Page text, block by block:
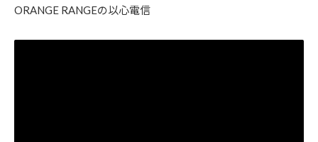
ORANGE RANGEの以心電信